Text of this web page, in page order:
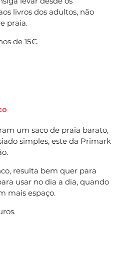
livros dos adultos, não
praia.
de 15€.
um saco de praia barato,
simples, este da Primark
resulta bem quer para
usar no dia a dia, quando
mais espaço.